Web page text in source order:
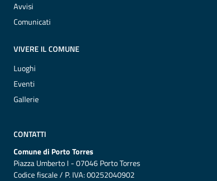
Avvisi
Comunicati
VIVERE IL COMUNE
Luoghi
Eventi
Gallerie
CONTATTI
Comune di Porto Torres
Piazza Umberto I - 07046 Porto Torres
Codice fiscale / P. IVA: 00252040902